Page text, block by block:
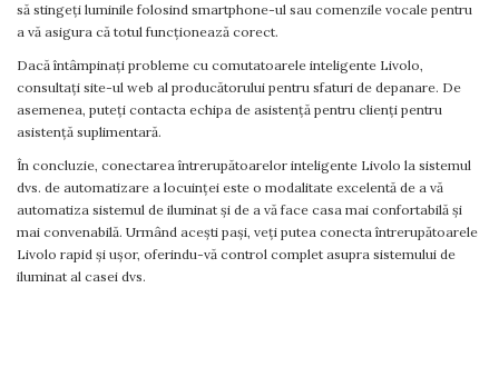
să stingeți luminile folosind smartphone-ul sau comenzile vocale pentru
a vă asigura că totul funcționează corect.
Dacă întâmpinați probleme cu comutatoarele inteligente Livolo,
consultați site-ul web al producătorului pentru sfaturi de depanare. De
asemenea, puteți contacta echipa de asistență pentru clienți pentru
asistență suplimentară.
În concluzie, conectarea întrerupătoarelor inteligente Livolo la sistemul
dvs. de automatizare a locuinței este o modalitate excelentă de a vă
automatiza sistemul de iluminat și de a vă face casa mai confortabilă și
mai convenabilă. Urmând acești pași, veți putea conecta întrerupătoarele
Livolo rapid și ușor, oferindu-vă control complet asupra sistemului de
iluminat al casei dvs.